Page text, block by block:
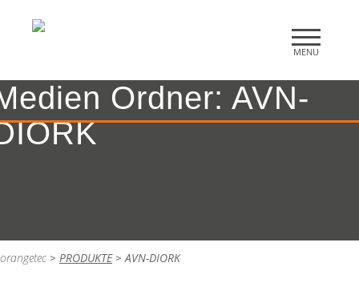
Ordner: AVN-
orangetec > PRODUKTE>AVN-DIORK